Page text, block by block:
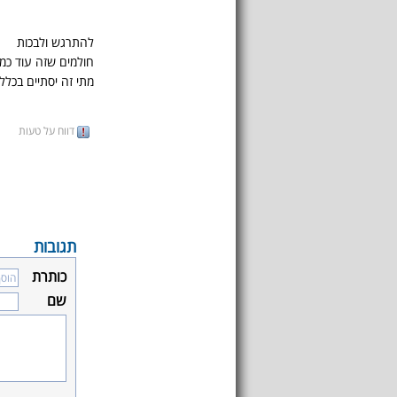
להתרגש ולבכות
חולמים שזה עוד
מתי זה יסתיים
דווח על טעות
תגובות
כותרת
שם